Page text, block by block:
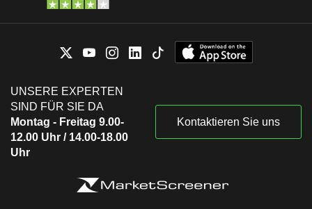
UNSERE EXPERTEN
SIND FÜR SIE DA
Montag - Freitag 9.00-
12.00 Uhr / 14.00-18.00
Uhr
Kontaktieren Sie uns